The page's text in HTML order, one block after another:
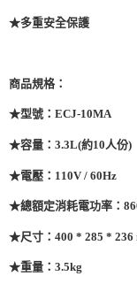
★多重安全保護
商品規格：
★型號：ECJ-10MA
★容量：3.3L(約10人份)
★電壓：110V / 60Hz
★總額定消耗電功率：
★尺寸：400 * 285 * 236
★重量：3.5kg